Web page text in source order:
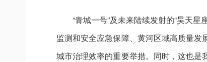
“青城一号”及未来陆续发射的“昊天
监测和安全应急保障、黄河区域高质量
城市治理效率的重要举措。同时，这也